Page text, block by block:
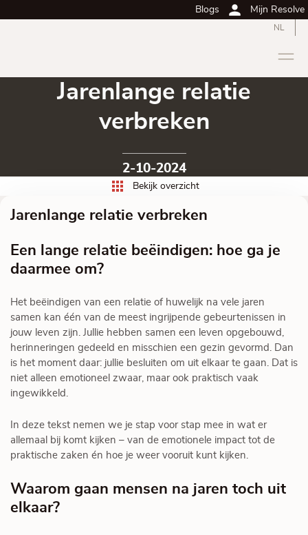
Blogs Mijn Resolve
NL
Jarenlange relatie
verbreken
2-10-2024
Bekijk overzicht
Jarenlange relatie verbreken
Een lange relatie beëindigen: hoe ga je
daarmee om?
Het beëindigen van een relatie of huwelijk na vele jaren
samen kan één van de meest ingrijpende gebeurtenissen in
jouw leven zijn. Jullie hebben samen een leven opgebouwd,
herinneringen gedeeld en misschien een gezin gevormd. Dan
is het moment daar: jullie besluiten om uit elkaar te gaan. Dat is
niet alleen emotioneel zwaar, maar ook praktisch vaak
ingewikkeld.
In deze tekst nemen we je stap voor stap mee in wat er
allemaal bij komt kijken – van de emotionele impact tot de
praktische zaken én hoe je weer vooruit kunt kijken.
Waarom gaan mensen na jaren toch uit
elkaar?